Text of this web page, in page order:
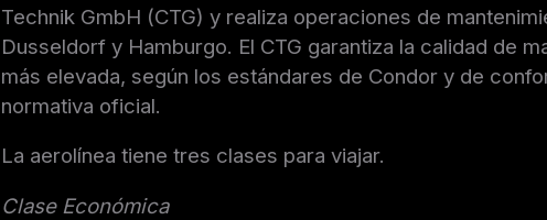
Technik GmbH (CTG) y realiza operaciones de
Dusseldorf y Hamburgo. El CTG garantiza la calidad de
más elevada, según los estándares de Condor y de
normativa oficial.
La aerolínea tiene tres clases para viajar.
Clase Económica